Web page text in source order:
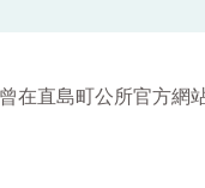
在直島町公所官方網